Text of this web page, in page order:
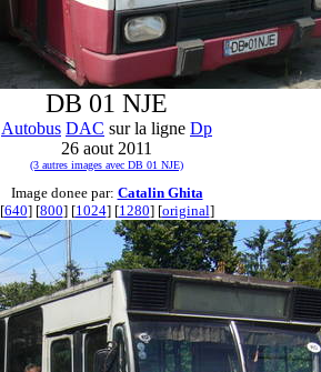
DB 01 NJE
Autobus DAC sur la ligne Dp
26 aout 2011
(3 autres images avec DB 01 NJE)
Image donee par: Catalin Ghita
[640] [800] [1024] [1280] [original]